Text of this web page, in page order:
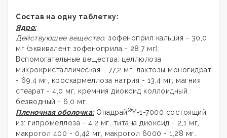
Состав на одну таблетку:
Ядро:
Действующее вещество:зофеноприл кальция - 30,0
мг (эквивалент зофеноприла - 28,7 мг);
Вспомогательные вещества: целлюлоза
микрокристаллическая - 77,2 мг, лактозы моногидрат
- 69,4 мг, кроскармеллоза натрия - 13,4 мг, магния
стеарат - 4,0 мг, кремния диоксид коллоидный
безводный - 6,0 мг.
Пленочная оболочка:Опадрай®Y-1-7000 состоящий
из: гипромеллоза - 4,2 мг, титана диоксид - 2,1 мг,
макрогол 400 - 0,42 мг, макрогол 6000 - 1,28 мг.